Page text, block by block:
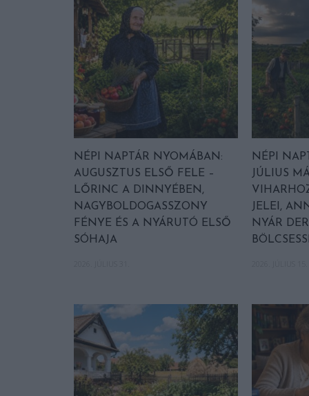
NÉPI NAPTÁR NYOMÁBAN:
AUGUSZTUS ELSŐ FELE –
LŐRINC A DINNYÉBEN,
NAGYBOLDOGASSZONY
FÉNYE ÉS A NYÁRUTÓ ELSŐ
SÓHAJA
NÉPI
JÚLIUS
JELEI,
NYÁR